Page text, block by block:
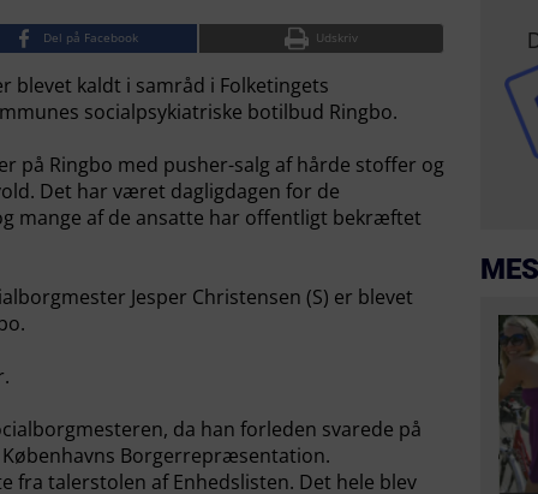
Del på Facebook Udskriv
blevet kaldt i samråd i Folketingets
socialpsykiatriske botilbud Ringbo.
på Ringbo med pusher-salg af hårde stoffer og
Det har været dagligdagen for de
mange af de ansatte har offentligt bekræftet
Jesper Christensen (S) er blevet
da han forleden svarede på
Borgerrepræsentation.
fra talerstolen af Enhedslisten. Det hele blev